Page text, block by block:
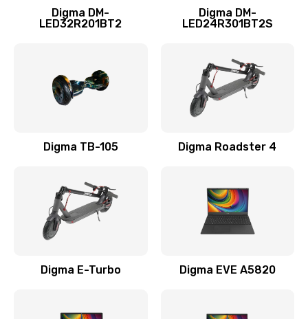
Замена оперативной памяти
Замена USB порта
Digma DM-
LED32R201BT2
Digma DM-
LED24R301BT2S
Digma TB-105 Digma Roadster 4
Digma E-Turbo Digma EVE A5820